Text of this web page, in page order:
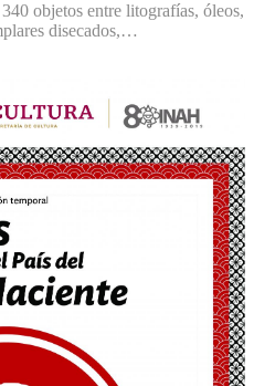
objetos entre litografías, óleos,
disecados,…